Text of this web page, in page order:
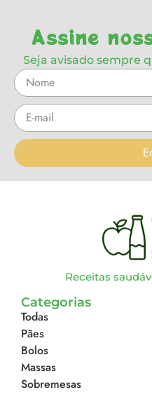
Assine
Seja avisado sempre
Receitas
Categorias
Todas
Pães
Bolos
Massas
Sobremesas